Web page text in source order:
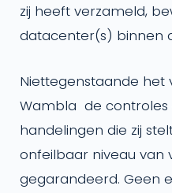
zij heeft verzameld,
datacenter(s) binnen
Niettegenstaande het
Wambla de controles
handelingen die zij
onfeilbaar niveau van
gegarandeerd. Geen